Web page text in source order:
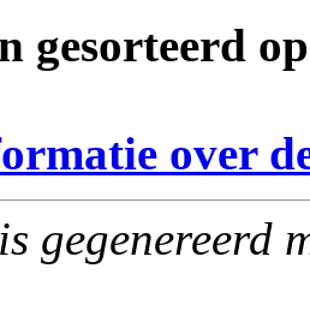
gesorteerd
over
gegenereerd